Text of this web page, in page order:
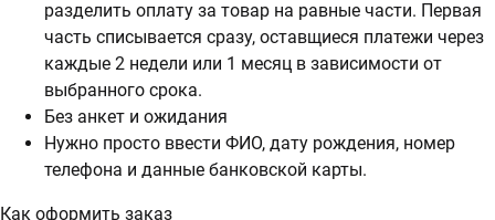
разделить оплату за товар на равные части. Первая
часть списывается сразу, оставщиеся платежи через
каждые 2 недели или 1 месяц в зависимости от
выбранного срока.
Без анкет и ожидания
Нужно просто ввести ФИО, дату рождения, номер
телефона и данные банковской карты.
Как оформить заказ